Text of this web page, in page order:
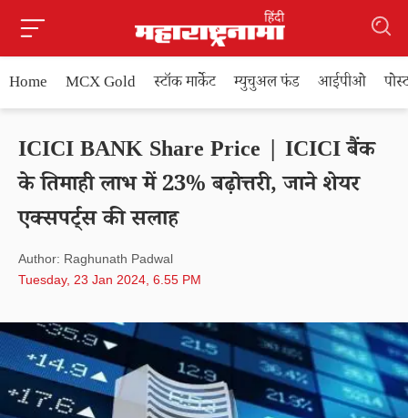
Home MCX Gold स्टॉक मार्केट म्युचुअल फंड आईपीओ
ICICI BANK Share Price | ICICI बैंक
के तिमाही लाभ में 23% बढ़ोत्तरी, जाने शेयर
एक्सपर्ट्स की सलाह
Author: Raghunath Padwal
Tuesday, 23 Jan 2024, 6.55 PM